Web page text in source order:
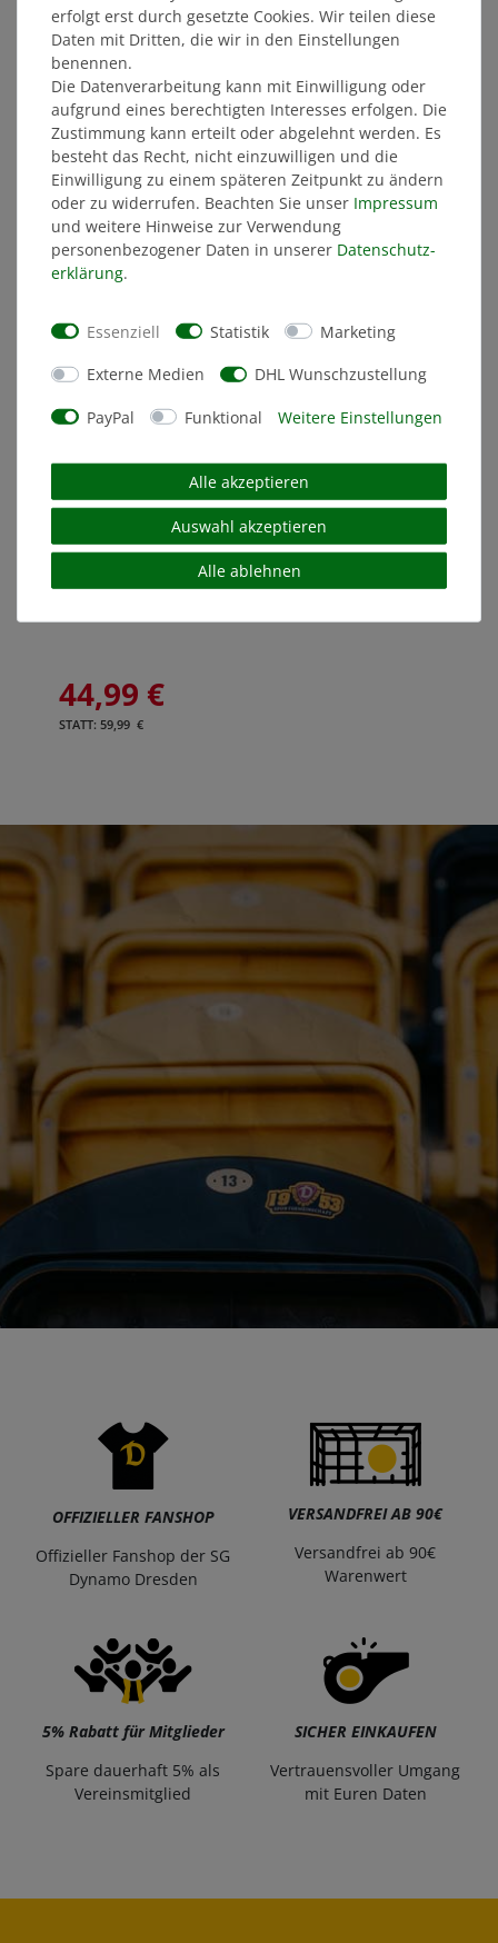
MITGLIEDERPREIS: 56,99 €
ÄHNLICHE ARTIKEL
SONDERANGEBOT
44,99 €
STATT: 59,99 €
OFFIZIELLER FANSHOP
Offizieller Fanshop der SG
Dynamo Dresden
VERSANDFREI AB 90€
Versandfrei ab 90€
Warenwert
5% Rabatt für Mitglieder
Spare dauerhaft 5% als
Vereinsmitglied
SICHER EINKAUFEN
Vertrauensvoller Umgang
mit Euren Daten
erfolgt erst durch gesetzte Cookies. Wir teilen diese
Daten mit Dritten, die wir in den Einstellungen
benennen.
Die Datenverarbeitung kann mit Einwilligung oder
aufgrund eines berechtigten Interesses erfolgen. Die
Zustimmung kann erteilt oder abgelehnt werden. Es
besteht das Recht, nicht einzuwilligen und die
Einwilligung zu einem späteren Zeitpunkt zu ändern
oder zu widerrufen. Beachten Sie unser Impressum
und weitere Hinweise zur Verwendung
personenbezogener Daten in unserer Daten­schutz­
erklärung.
Essenziell Statistik Marketing
Externe Medien DHL Wunschzustellung
PayPal Funktional Weitere Einstellungen
Alle akzeptieren
Auswahl akzeptieren
Alle ablehnen